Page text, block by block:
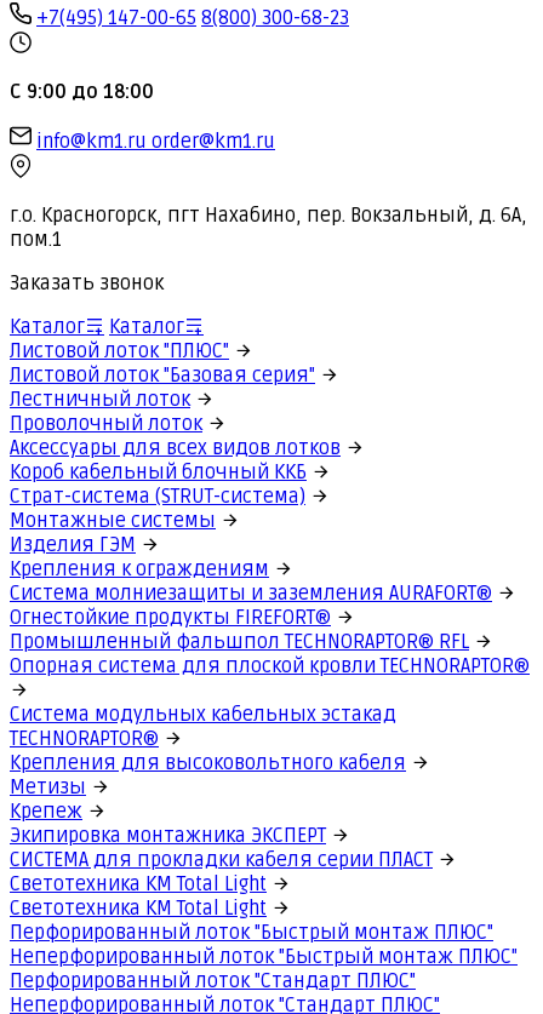
+7(495) 147-00-65 8(800) 300-68-23
С 9:00 до 18:00
info@km1.ru order@km1.ru
г.о. Красногорск, пгт Нахабино, пер. Вокзальный, д. 6А,
пом.1
Заказать звонок
Каталог
Каталог
Листовой лоток "ПЛЮС"
Листовой лоток "Базовая серия"
Лестничный лоток
Проволочный лоток
Аксессуары для всех видов лотков
Короб кабельный блочный ККБ
Страт-система (STRUT-система)
Монтажные системы
Изделия ГЭМ
Крепления к ограждениям
Система молниезащиты и заземления AURAFORT®
Огнестойкие продукты FIREFORT®
Промышленный фальшпол TECHNORAPTOR® RFL
Опорная система для плоской кровли TECHNORAPTOR®
Система модульных кабельных эстакад
TECHNORAPTOR®
Крепления для высоковольтного кабеля
Метизы
Крепеж
Экипировка монтажника ЭКСПЕРТ
СИСТЕМА для прокладки кабеля серии ПЛАСТ
Светотехника КМ Total Light
Светотехника КМ Total Light
Перфорированный лоток "Быстрый монтаж ПЛЮС"
Неперфорированный лоток "Быстрый монтаж ПЛЮС"
Перфорированный лоток "Стандарт ПЛЮС"
Неперфорированный лоток "Стандарт ПЛЮС"